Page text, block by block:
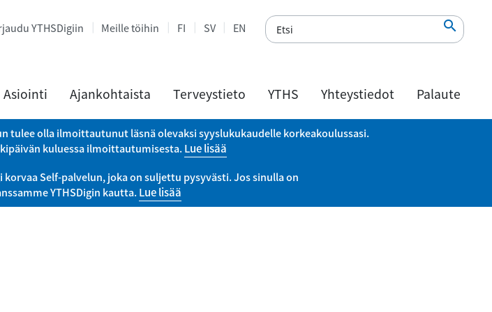
YTHSDigiin Meille töihin FI SV EN 
Asiointi Ajankohtaista Terveystieto YTHS Yhteystiedot Palaute
tulee olla ilmoittautunut läsnä olevaksi syyslukukaudelle korkeakoulussasi.
kuluessa ilmoittautumisesta.Lue lisää
Self-palvelun, joka on suljettu pysyvästi. Jos sinulla on
YTHSDigin kautta.Lue lisää